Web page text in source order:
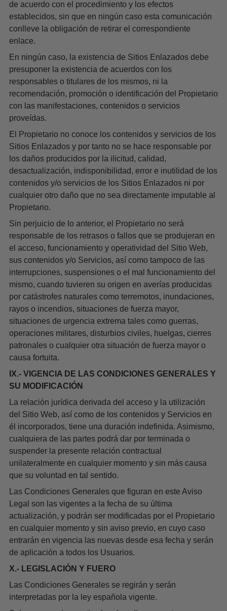
de acuerdo con el procedimiento y los efectos
establecidos, sin que en ningún caso esta comunicación
conlleve la obligación de retirar el correspondiente
enlace.
En ningún caso, la existencia de Sitios Enlazados debe
presuponer la existencia de acuerdos con los
responsables o titulares de los mismos, ni la
recomendación, promoción o identificación del Propietario
con las manifestaciones, contenidos o servicios
proveídas.
El Propietario no conoce los contenidos y servicios de los
Sitios Enlazados y por tanto no se hace responsable por
los daños producidos por la ilicitud, calidad,
desactualización, indisponibilidad, error e inutilidad de los
contenidos y/o servicios de los Sitios Enlazados ni por
cualquier otro daño que no sea directamente imputable al
Propietario.
Sin perjuicio de lo anterior, el Propietario no será
responsable de los retrasos o fallos que se produjeran en
el acceso, funcionamiento y operatividad del Sitio Web,
sus contenidos y/o Servicios, así como tampoco de las
interrupciones, suspensiones o el mal funcionamiento del
mismo, cuando tuvieren su origen en averías producidas
por catástrofes naturales como terremotos, inundaciones,
rayos o incendios, situaciones de fuerza mayor,
situaciones de urgencia extrema tales como guerras,
operaciones militares, disturbios civiles, huelgas, cierres
patronales o cualquier otra situación de fuerza mayor o
causa fortuita.
IX.- VIGENCIA DE LAS CONDICIONES GENERALES Y
SU MODIFICACIÓN
La relación jurídica derivada del acceso y la utilización
del Sitio Web, así como de los contenidos y Servicios en
él incorporados, tiene una duración indefinida. Asimismo,
cualquiera de las partes podrá dar por terminada o
suspender la presente relación contractual
unilateralmente en cualquier momento y sin más causa
que su voluntad en tal sentido.
Las Condiciones Generales que figuran en este Aviso
Legal son las vigentes a la fecha de su última
actualización, y podrán ser modificadas por el Propietario
en cualquier momento y sin aviso previo, en cuyo caso
entrarán en vigencia las nuevas desde esa fecha y serán
de aplicación a todos los Usuarios.
X.- LEGISLACIÓN Y FUERO
Las Condiciones Generales se regirán y serán
interpretadas por la ley española vigente.